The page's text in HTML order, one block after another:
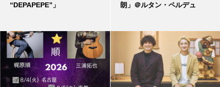
“DEPAPEPE”」
朗」＠ルタン・ペルデュ